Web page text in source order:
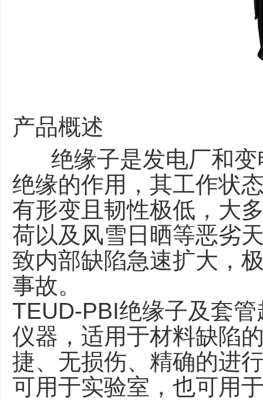
产品概述
绝缘子是发电厂和变
绝缘的作用，其工作状
有形变且韧性极低，大
荷以及风雪日晒等恶劣
致内部缺陷急速扩大，
事故。
TEUD-PBI绝缘子及套
仪器，适用于材料缺陷
捷、无损伤、精确的进
可用于实验室，也可用